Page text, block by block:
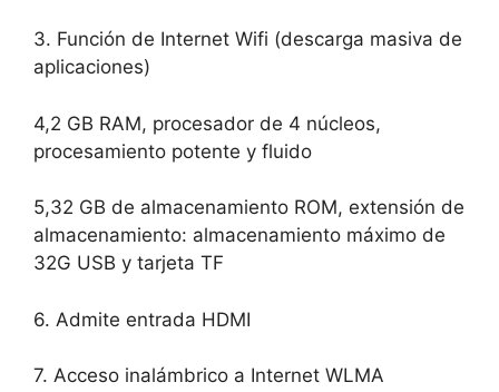
3. Función de Internet Wifi (descarga masiva de
aplicaciones)
4,2 GB RAM, procesador de 4 núcleos,
procesamiento potente y fluido
5,32 GB de almacenamiento ROM, extensión de
almacenamiento: almacenamiento máximo de
32G USB y tarjeta TF
6. Admite entrada HDMI
7. Acceso inalámbrico a Internet WLMA